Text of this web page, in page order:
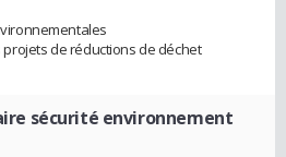
projets de réductions de déchet
sécurité environnement